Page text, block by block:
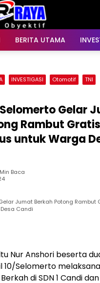
BERITA UTAMA
INVESTIGASI Otomotif
TNI
Gelar
Rambut
untuk Warga
Baca
Jumat Berkah Potong Rambut
Candi
Nur Anshori beserta
10/Selomerto
di SDN 1 Candi